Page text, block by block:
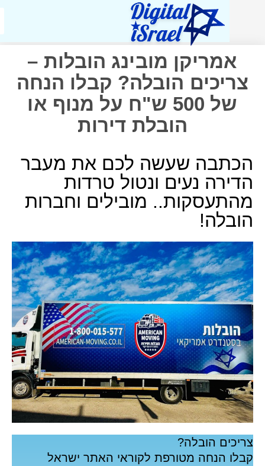
אמריקן מובינג הובלות –
הובלה? קבלו הנחה
של 500 ש"ח על מנוף או
הובלת דירות
שעשה לכם את מעבר
נעים ונטול טרדות
מובילים וחברות
הובלה?
הנחה מטורפת לקוראי האתר ישראל